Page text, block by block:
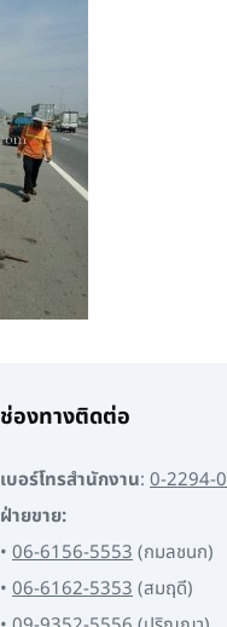
ช่องทางติดต่อ
เบอร์โทรสำนักงาน: 0-2294-
ฝ่ายขาย:
• 06-6156-5553(กมลชนก)
• 06-6162-5353(สมฤดี)